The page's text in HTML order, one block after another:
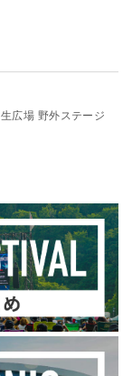
広場 野外ステージ